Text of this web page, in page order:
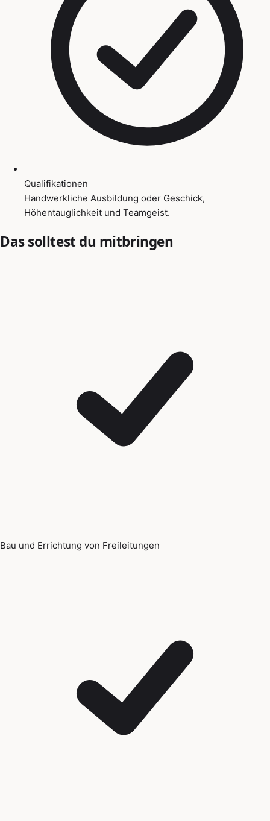
Qualifikationen
Handwerkliche Ausbildung oder Geschick,
Höhentauglichkeit und Teamgeist.
Das solltest du mitbringen
Bau und Errichtung von Freileitungen